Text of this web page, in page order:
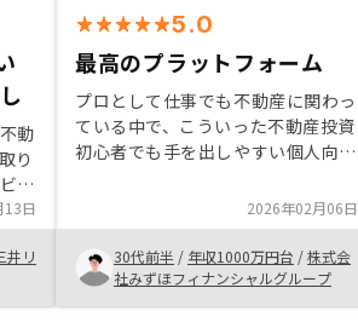
動
り
ス
押
非
持
日
井リ
5.0
最高のプラットフォーム
プロとして仕事でも不動産に関わっ
ている中で、こういった不動産投資
初心者でも手を出しやすい個人向け
件が中々見つからないと思っており
正直期待薄のところがあったが、結
果としては最高の物件に巡り会うこ
とができました。また、物件紹介だ
けでなく、担当者も自身の資産形成
2026年02月06日
30代前半 / 年収1000万円台 /株式会
社みずほフィナンシャルグループ